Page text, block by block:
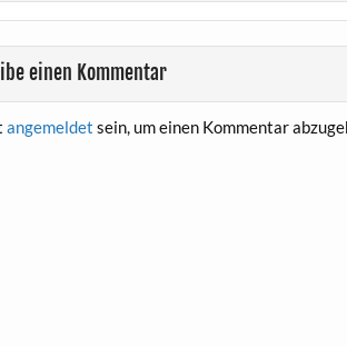
einen Kommentar
angemeldet sein, um einen Kommentar